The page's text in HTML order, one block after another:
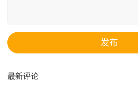
最新评论